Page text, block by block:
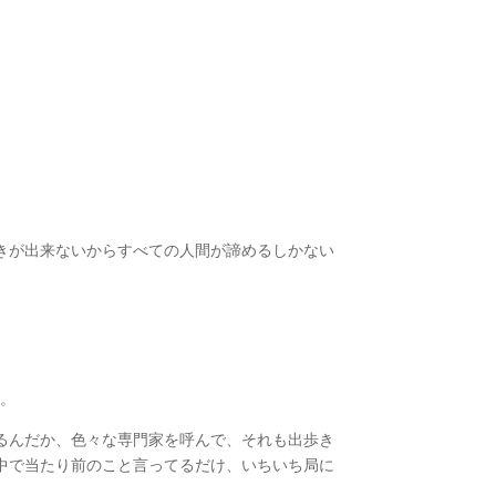
出来ないからすべての人間が諦めるしかない
だか、色々な専門家を呼んで、それも出歩き
当たり前のこと言ってるだけ、いちいち局に